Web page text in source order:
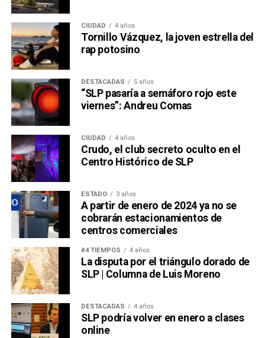
CIUDAD 4 años
Tornillo Vázquez, la joven estrella del
rap potosino
DESTACADAS 5 años
“SLP pasaría a semáforo rojo este
viernes”: Andreu Comas
CIUDAD 4 años
Crudo, el club secreto oculto en el
Centro Histórico de SLP
ESTADO 3 años
A partir de enero de 2024 ya no se
cobrarán estacionamientos de
centros comerciales
#4 TIEMPOS 4 años
La disputa por el triángulo dorado de
SLP | Columna de Luis Moreno
DESTACADAS 4 años
SLP podría volver en enero a clases
online